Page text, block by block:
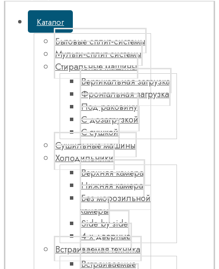
Каталог
Бытовые сплит-системы
Мульти-сплит системы
Стиральные машины
Вертикальная загрузка
Фронтальная загрузка
Под раковину
С дозагрузкой
С сушкой
Сушильные машины
Холодильники
Верхняя камера
Нижняя камера
Без морозильной
камеры
Side by side
4-х дверные
Встраиваемая техника
Встраиваемые